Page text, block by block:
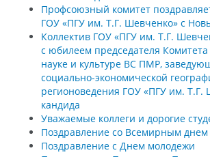
Профсоюзный комитет
ГОУ «ПГУ им. Т.Г. Шевченко» с
Коллектив ГОУ «ПГУ им. Т.Г.
с юбилеем председателя
науке и культуре ВС ПМР,
социально-экономической
регионоведения ГОУ «ПГУ им. Т.Г.
кандида
Уважаемые коллеги и дорогие
Поздравление со Всемирным днем
Поздравление с Днем молодежи